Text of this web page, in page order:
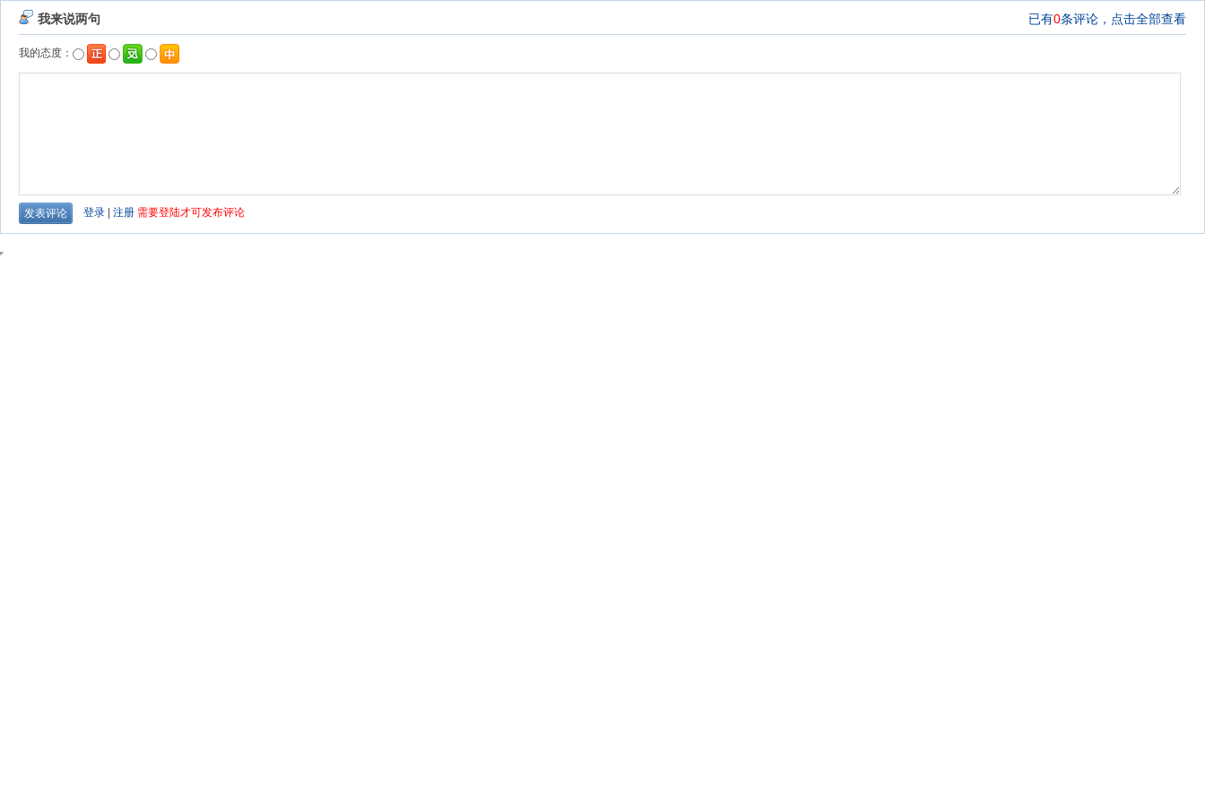
我来说两句 已有0条评论， 点击全部查看
我的态度：
登录 注册 需要登陆才可发布评论